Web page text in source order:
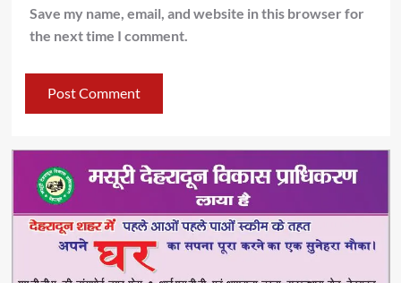
Save my name, email, and website in this browser for
the next time I comment.